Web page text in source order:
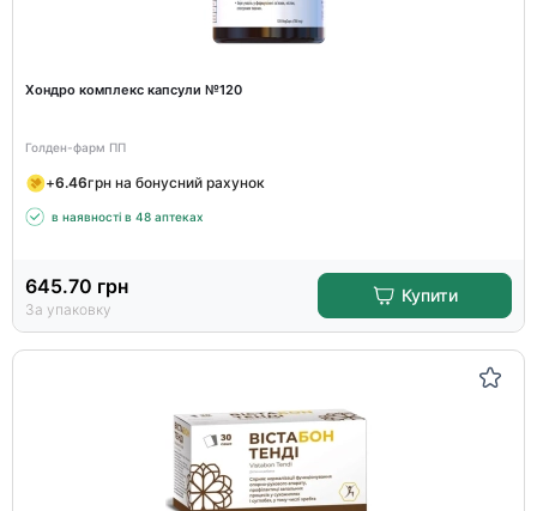
Хондро комплекс капсули №120
Голден-фарм ПП
+6.46грн на бонусний рахунок
в наявності в 48 аптеках
645.70 грн
За упаковку
Купити